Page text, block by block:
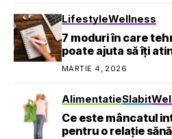
LifestyleWellness
7 moduri în care
poate ajuta să îți
sănătate
MARTIE 4, 2026
AlimentatieSlabit
Ce este mâncatul
pentru o relație